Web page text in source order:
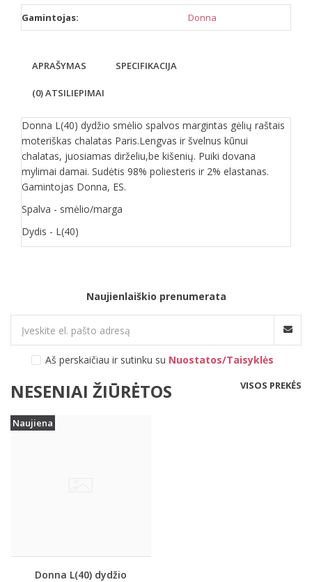
Gamintojas: Donna
APRAŠYMAS SPECIFIKACIJA
(0) ATSILIEPIMAI
Donna L(40) dydžio smėlio spalvos margintas gėlių raštais
moteriškas chalatas Paris.Lengvas ir švelnus kūnui
chalatas, juosiamas dirželiu,be kišenių. Puiki dovana
mylimai damai. Sudėtis 98% poliesteris ir 2% elastanas.
Gamintojas Donna, ES.
Spalva - smėlio/marga
Dydis - L(40)
Naujienlaiškio prenumerata
Aš perskaičiau ir sutinku su Nuostatos/Taisyklės
NESENIAI ŽIŪRĖTOS VISOS PREKĖS
Naujiena
Donna L(40) dydžio